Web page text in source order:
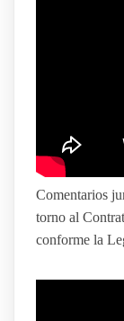
Comentarios
torno al
conforme la